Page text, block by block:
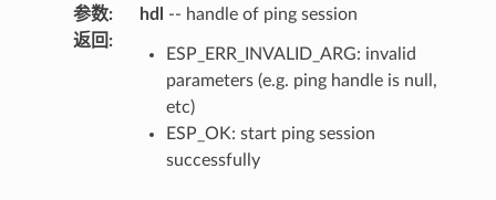
参数: hdl
-- handle of ping session
返回 :
ESP_ERR_INVALID_ARG: invalid
parameters (e.g. ping handle is null,
etc)
ESP_OK: start ping session
successfully